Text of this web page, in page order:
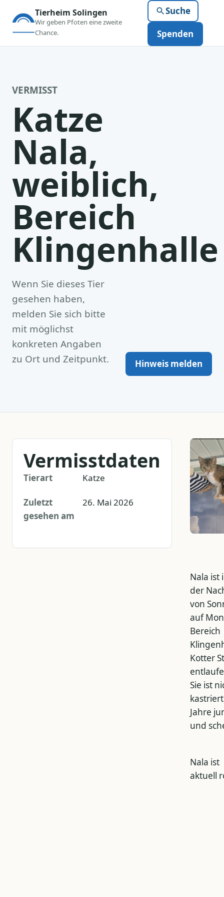
Tierheim Solingen
Wir geben Pfoten eine zweite
Chance.
Suche
Spenden
VERMISST
Katze
Nala,
weiblich,
Bereich
Klingenhalle
Wenn Sie dieses Tier
gesehen haben,
melden Sie sich bitte
mit möglichst
konkreten Angaben
zu Ort und Zeitpunkt.
Hinweis melden
Vermisstdaten
Tierart Katze
Zuletzt
gesehen am
26. Mai 2026
Nala ist
der
von
auf
Bereich
Kotter
Sie ist
Jahre
und
Nala ist
aktuell